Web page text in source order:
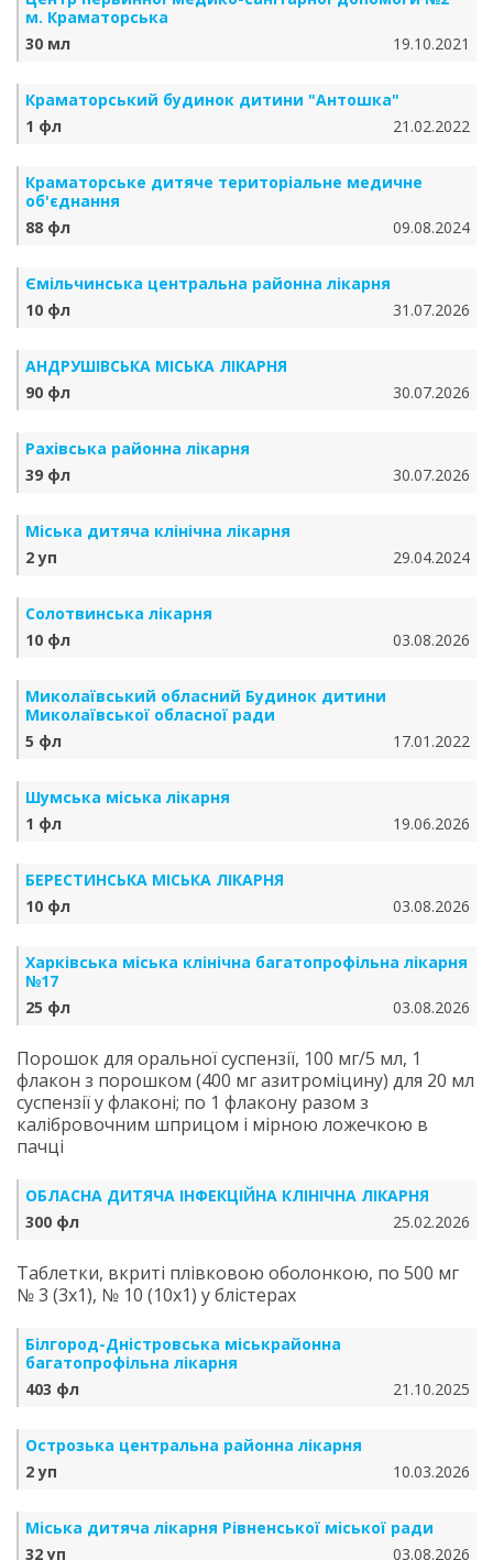
м. Краматорська
30 мл
19.10.2021
Краматорський будинок дитини "Антошка"
1 фл
21.02.2022
Краматорське дитяче територіальне медичне
об'єднання
88 фл
09.08.2024
Ємільчинська центральна районна лікарня
10 фл
31.07.2026
АНДРУШІВСЬКА МІСЬКА ЛІКАРНЯ
90 фл
30.07.2026
Рахівська районна лікарня
39 фл
30.07.2026
Міська дитяча клінічна лікарня
2 уп
29.04.2024
Солотвинська лікарня
10 фл
03.08.2026
Миколаївський обласний Будинок дитини
Миколаївської обласної ради
5 фл
17.01.2022
Шумська міська лікарня
1 фл
19.06.2026
БЕРЕСТИНСЬКА МІСЬКА ЛІКАРНЯ
10 фл
03.08.2026
Харківська міська клінічна багатопрофільна лікарня
№17
25 фл
03.08.2026
Порошок для оральної суспензії, 100 мг/5 мл, 1
флакон з порошком (400 мг азитроміцину) для 20 мл
суспензії у флаконі; по 1 флакону разом з
калібровочним шприцом і мірною ложечкою в
пачці
ОБЛАСНА ДИТЯЧА ІНФЕКЦІЙНА КЛІНІЧНА ЛІКАРНЯ
300 фл
25.02.2026
Таблетки, вкриті плівковою оболонкою, по 500 мг
№ 3 (3х1), № 10 (10х1) у блістерах
Білгород-Дністровська міськрайонна
багатопрофільна лікарня
403 фл
21.10.2025
Острозька центральна районна лікарня
2 уп
10.03.2026
Міська дитяча лікарня Рівненської міської ради
32 уп
03.08.2026